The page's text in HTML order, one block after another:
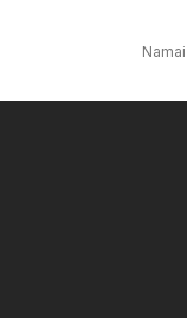
Namai